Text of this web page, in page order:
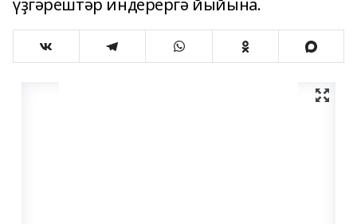
үҙгәрештәр индерергә йыйына.